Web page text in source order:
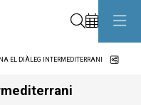
EL DIÀLEG INTERMEDITERRANI